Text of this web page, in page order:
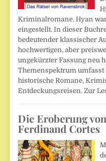
Kriminalromane. Hyan
eingestellt. In dieser
bedeutender klassischer
hochwertigen, aber
ungekürzter Fassung neu
Themenspektrum umfasst
historische Romane,
Entdeckungsreisen. Zur
Die Eroberung
Ferdinand Cortes